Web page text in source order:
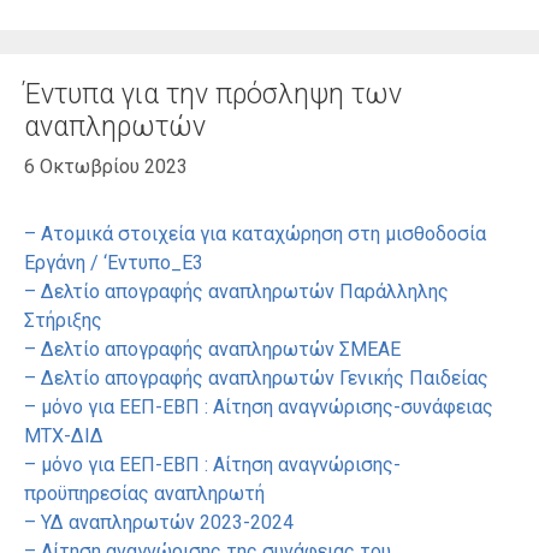
Έντυπα για την πρόσληψη των
αναπληρωτών
6 Οκτωβρίου 2023
– Ατομικά στοιχεία για καταχώρηση στη μισθοδοσία
Εργάνη / ‘Εντυπο_Ε3
– Δελτίο απογραφής αναπληρωτών Παράλληλης
Στήριξης
– Δελτίο απογραφής αναπληρωτών ΣΜΕΑΕ
– Δελτίο απογραφής αναπληρωτών Γενικής Παιδείας
– μόνο για ΕΕΠ-ΕΒΠ : Αίτηση αναγνώρισης-συνάφειας
ΜΤΧ-ΔΙΔ
– μόνο για ΕΕΠ-ΕΒΠ : Αίτηση αναγνώρισης-
προϋπηρεσίας αναπληρωτή
– ΥΔ αναπληρωτών 2023-2024